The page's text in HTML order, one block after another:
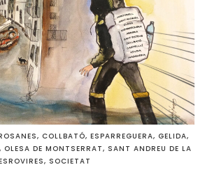
, COLLBATÓ, ESPARREGUERA, GELIDA,
, OLESA DE MONTSERRAT, SANT ANDREU DE LA
, SOCIETAT